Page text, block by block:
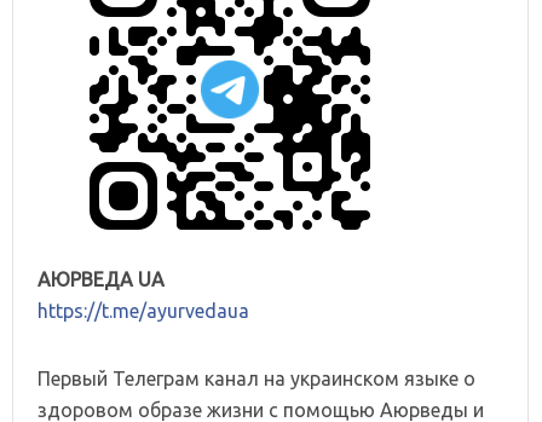
АЮРВЕДА UA
https://t.me/ayurvedaua
Первый Телеграм канал на украинском языке о
здоровом образе жизни с помощью Аюрведы и